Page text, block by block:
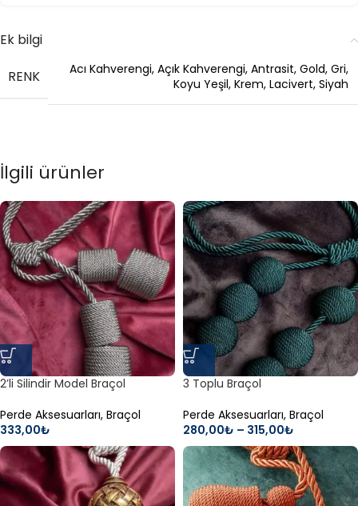
Ek bilgi
RENK
Acı Kahverengi, Açık Kahverengi, Antrasit, Gold, Gri,
Koyu Yeşil, Krem, Lacivert, Siyah
İlgili ürünler
2’li Silindir Model Braçol
Perde Aksesuarları, Braçol
333,00₺
3 Toplu Braçol
Perde Aksesuarları, Braçol
280,00₺ – 315,00₺